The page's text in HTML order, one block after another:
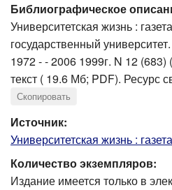
Библиографическое
Университетская жизнь :
государственный
1972 - - 2006 1999г. N 12
текст ( 19.6 Мб; PDF). Ресурс
Скопировать
Источник:
Университетская жизнь : газета
Количество экземпляров:
Издание имеется только в